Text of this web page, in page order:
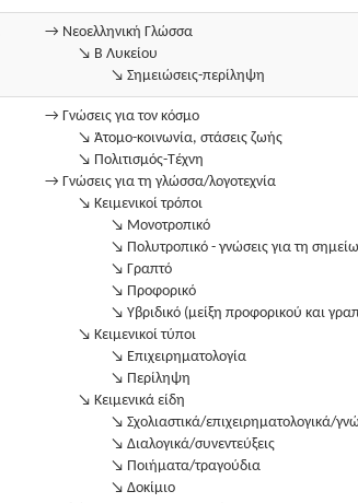
→ Νεοελληνική Γλώσσα
↘ Β Λυκείου
↘ Σημειώσεις-περίληψη
→ Γνώσεις για τον κόσμο
↘ Άτομο-κοινωνία, στάσεις ζωής
↘ Πολιτισμός-Τέχνη
→ Γνώσεις για τη γλώσσα/λογοτεχνία
↘ Κειμενικοί τρόποι
↘ Μονοτροπικό
↘ Πολυτροπικό - γνώσεις για τη
↘ Γραπτό
↘ Προφορικό
↘ Υβριδικό (μείξη προφορικού και
↘ Κειμενικοί τύποι
↘ Επιχειρηματολογία
↘ Περίληψη
↘ Κειμενικά είδη
↘ Σχολιαστικά/επιχειρηματολογικά/
↘ Διαλογικά/συνεντεύξεις
↘ Ποιήματα/τραγούδια
↘ Δοκίμιο